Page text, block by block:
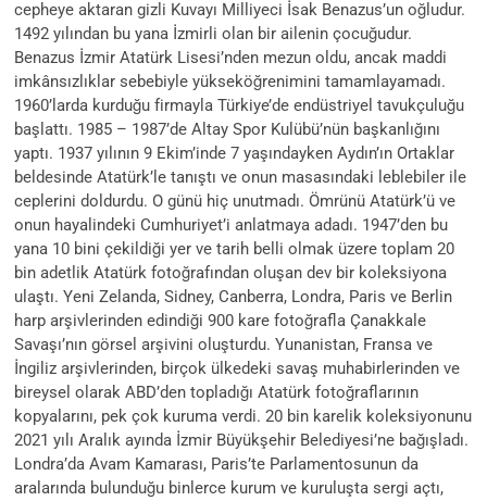
cepheye aktaran gizli Kuvayı Milliyeci İsak Benazus’un oğludur.
1492 yılından bu yana İzmirli olan bir ailenin çocuğudur.
Benazus İzmir Atatürk Lisesi’nden mezun oldu, ancak maddi
imkânsızlıklar sebebiyle yükseköğrenimini tamamlayamadı.
1960’larda kurduğu firmayla Türkiye’de endüstriyel tavukçuluğu
başlattı. 1985 – 1987’de Altay Spor Kulübü’nün başkanlığını
yaptı. 1937 yılının 9 Ekim’inde 7 yaşındayken Aydın’ın Ortaklar
beldesinde Atatürk’le tanıştı ve onun masasındaki leblebiler ile
ceplerini doldurdu. O günü hiç unutmadı. Ömrünü Atatürk’ü ve
onun hayalindeki Cumhuriyet’i anlatmaya adadı. 1947’den bu
yana 10 bini çekildiği yer ve tarih belli olmak üzere toplam 20
bin adetlik Atatürk fotoğrafından oluşan dev bir koleksiyona
ulaştı. Yeni Zelanda, Sidney, Canberra, Londra, Paris ve Berlin
harp arşivlerinden edindiği 900 kare fotoğrafla Çanakkale
Savaşı’nın görsel arşivini oluşturdu. Yunanistan, Fransa ve
İngiliz arşivlerinden, birçok ülkedeki savaş muhabirlerinden ve
bireysel olarak ABD’den topladığı Atatürk fotoğraflarının
kopyalarını, pek çok kuruma verdi. 20 bin karelik koleksiyonunu
2021 yılı Aralık ayında İzmir Büyükşehir Belediyesi’ne bağışladı.
Londra’da Avam Kamarası, Paris’te Parlamentosunun da
aralarında bulunduğu binlerce kurum ve kuruluşta sergi açtı,